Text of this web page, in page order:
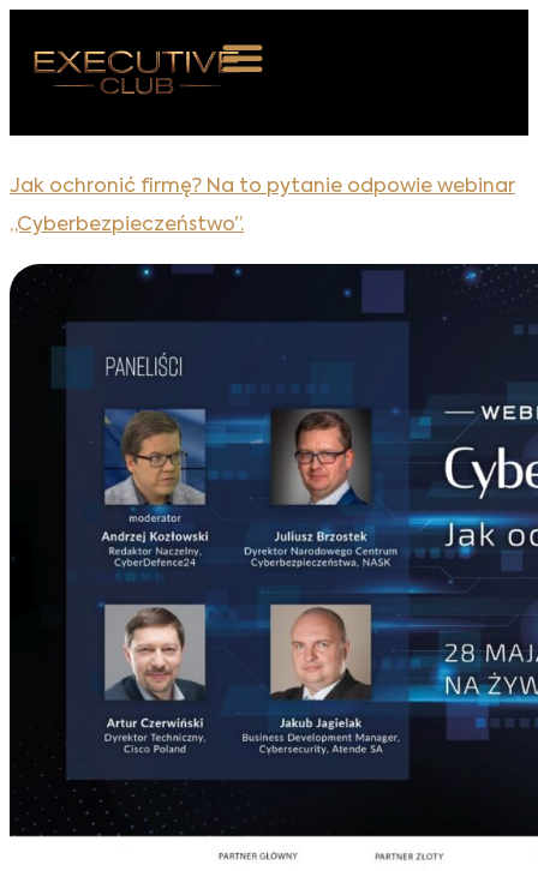
Jak ochronić firmę? Na to pytanie odpowie webinar
„Cyberbezpieczeństwo”.